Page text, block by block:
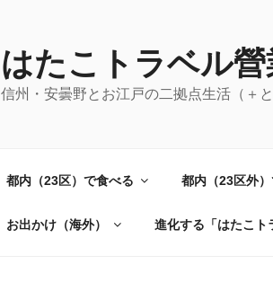
はたこトラベル營
信州・安曇野とお江戸の二拠点生活（＋
都内（23区）で食べる 都内（23区外
お出かけ（海外） 進化する「はたこト